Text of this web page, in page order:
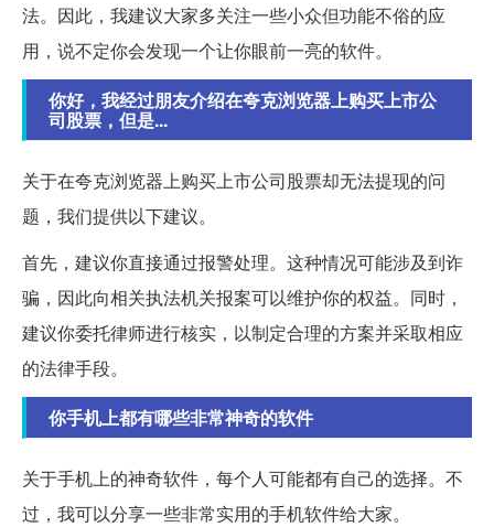
法。因此，我建议大家多关注一些小众但功能不俗的应
用，说不定你会发现一个让你眼前一亮的软件。
你好，我经过朋友介绍在夸克浏览器上购买上市公
司股票，但是...
关于在夸克浏览器上购买上市公司股票却无法提现的问
题，我们提供以下建议。
首先，建议你直接通过报警处理。这种情况可能涉及到诈
骗，因此向相关执法机关报案可以维护你的权益。同时，
建议你委托律师进行核实，以制定合理的方案并采取相应
的法律手段。
你手机上都有哪些非常神奇的软件
关于手机上的神奇软件，每个人可能都有自己的选择。不
过，我可以分享一些非常实用的手机软件给大家。